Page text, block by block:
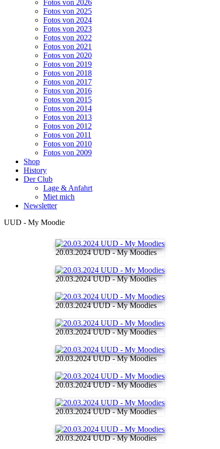
Fotos von 2026
Fotos von 2025
Fotos von 2024
Fotos von 2023
Fotos von 2022
Fotos von 2021
Fotos von 2020
Fotos von 2019
Fotos von 2018
Fotos von 2017
Fotos von 2016
Fotos von 2015
Fotos von 2014
Fotos von 2013
Fotos von 2012
Fotos von 2011
Fotos von 2010
Fotos von 2009
Shop
History
Der Club
Lage & Anfahrt
Miet mich
Newsletter
UUD - My Moodie
20.03.2024 UUD - My Moodies
20.03.2024 UUD - My Moodies
20.03.2024 UUD - My Moodies
20.03.2024 UUD - My Moodies
20.03.2024 UUD - My Moodies
20.03.2024 UUD - My Moodies
20.03.2024 UUD - My Moodies
20.03.2024 UUD - My Moodies